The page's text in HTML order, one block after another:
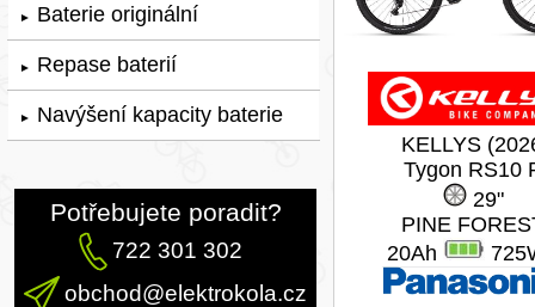
► Baterie originální
► Repase baterií
► Navýšení kapacity baterie
Potřebujete poradit?
722 301 302
obchod@elektrokola.cz
KELLYS
Tygon RS10
29"
PINE
20Ah